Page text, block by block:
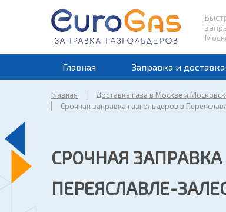
Главная Заправка и доставка
Главная Доставка газа в Москве и
Срочная заправка газгольдеров в
СРОЧНАЯ
ПЕРЕЯСЛАВЛЕ-